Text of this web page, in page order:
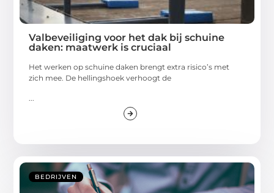
Valbeveiliging voor het dak bij schuine
daken: maatwerk is cruciaal
Het werken op schuine daken brengt extra risico’s met
zich mee. De hellingshoek verhoogt de
BEDRIJVEN